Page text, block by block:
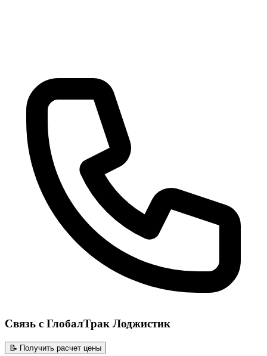
Связь с ГлобалТрак Лоджистик
📝 Получить расчет цены